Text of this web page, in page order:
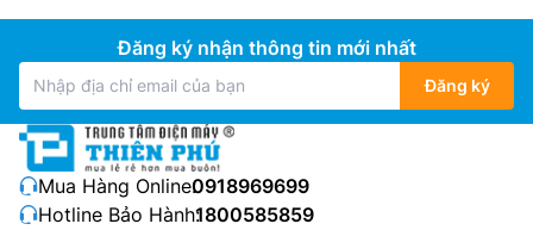
phía trên. Ngoài ra, ngăn mát cũng là ngăn mà bạn sẽ
thường xuyên mở ra, đóng vào để lấy thức ăn, nên
thiết kế này sẽ giúp bạn không phải cúi người hay ngồi
xuống để lấy thực phẩm, phù hợp với gia đình có
người lớn tuổi.
Tủ lạnh French Door
Tủ lạnh French Door (tủ lạnh cửa Pháp) là loại tủ lạnh
Đăng ký nhận thông tin mới nhất
Đăng ký
Mua Hàng Online:0918969699
Hotline Bảo Hành:1800585859